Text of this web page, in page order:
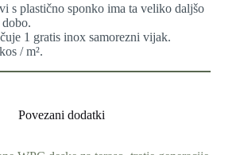
s plastično sponko ima ta veliko daljšo
1 gratis inox samorezni vijak.
/ m².
Povezani dodatki